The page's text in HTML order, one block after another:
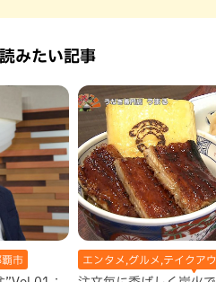
みたい記事
覇市 エンタメ,グルメ,テイクア